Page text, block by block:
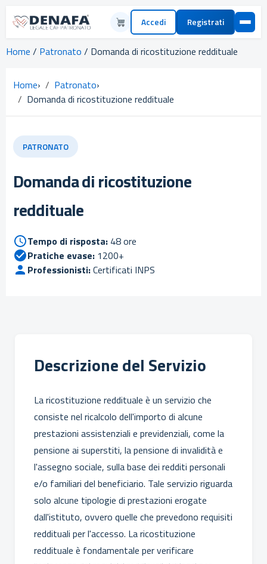
Accedi Registrati
Home / Patronato / Domanda di ricostituzione reddituale
Home› Patronato›
Domanda di ricostituzione reddituale
PATRONATO
Domanda di ricostituzione
reddituale
Tempo di risposta: 48 ore
Pratiche evase: 1200+
Professionisti:Certificati INPS
Descrizione del Servizio
La ricostituzione reddituale è un servizio che
consiste nel ricalcolo dell'importo di alcune
prestazioni assistenziali e previdenziali, come la
pensione ai superstiti, la pensione di invalidità e
l'assegno sociale, sulla base dei redditi personali
e/o familiari del beneficiario. Tale servizio riguarda
solo alcune tipologie di prestazioni erogate
dall'istituto, ovvero quelle che prevedono requisiti
reddituali per l'accesso. La ricostituzione
reddituale è fondamentale per verificare